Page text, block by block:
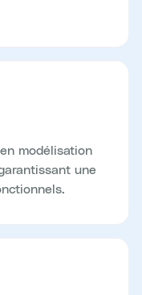
modélisation
une